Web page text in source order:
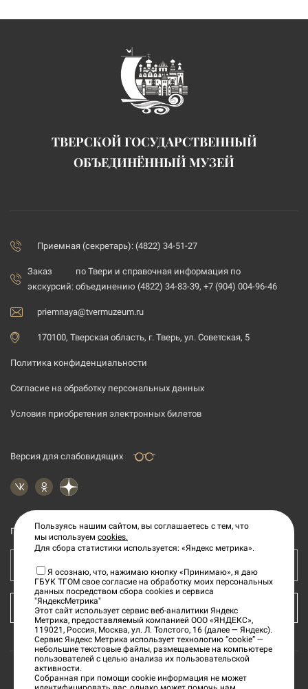
ТВЕРСКОЙ ГОСУДАРСТВЕННЫЙ
ОБЪЕДИНЁННЫЙ МУЗЕЙ
Приемная (секретарь): (4822) 34-51-27
Заказ
экскурсий:
по Твери и справочная информация по
объединению (4822) 34-83-39, +7 (904) 004-96-46
priemnaya@tvermuzeum.ru
170100, Тверская область, г. Тверь, ул. Советская, 5
Политика конфиденциальности
Согласие на обработку персональных данных
Условия приобретения электронных билетов
Версия для слабовидящих
Подпишитесь на рассылку новостей
Ваш e-mail адрес
КУПИТЬ БИЛЕТ
2026«Тверской государственный объединенный
Пользуясь нашим сайтом, вы соглашаетесь с тем, что
мы используем cookies.
Для сбора статистики используется: «Яндекс метрика».
Я осознаю, что, нажимаю кнопку «Принимаю», я даю
ГБУК ТГОМ свое согласие на обработку моих персональных
данных посредством сбора cookies и сервиса
"ЯндексМетрика"
Этот сайт использует сервис веб-аналитики Яндекс
Метрика, предоставляемый компанией ООО «ЯНДЕКС»,
119021, Россия, Москва, ул. Л. Толстого, 16 (далее — Яндекс).
Сервис Яндекс Метрика использует технологию “cookie” —
небольшие текстовые файлы, размещаемые на компьютере
пользователей с целью анализа их пользовательской
активности.
Собранная при помощи cookie информация не может